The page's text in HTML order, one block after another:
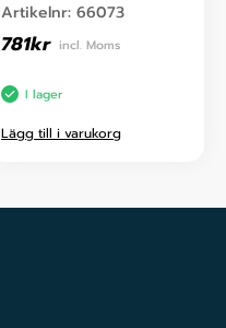
Artikelnr: 66073
781kr incl. Moms
I lager
Lägg till i varukorg